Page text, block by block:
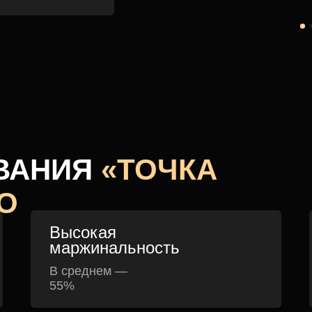
Высокая
маржинальность
В среднем —
55%
«ТОЧКА